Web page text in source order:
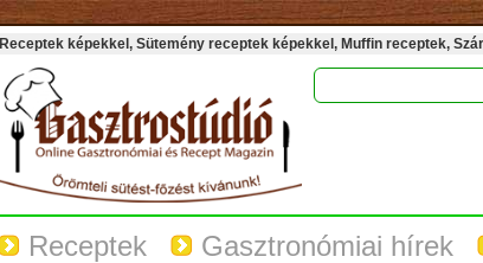
Receptek képekkel, Sütemény receptek képekkel, Muffin receptek,
Receptek Gasztronómiai hírek